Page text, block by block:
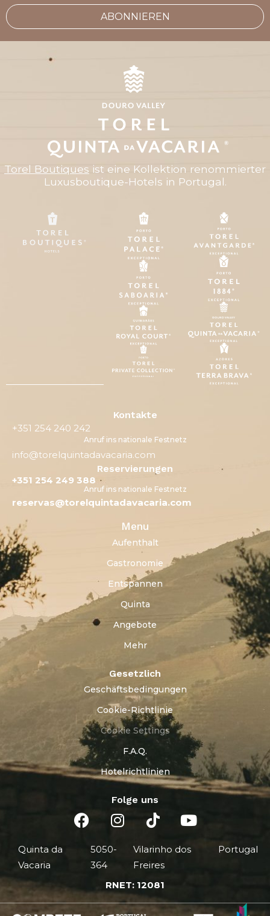
ABONNIEREN
Torel Boutiques ist eine Kollektion renommierter
Luxusboutique-Hotels in Portugal.
Kontakte
+351 254 240 242
Anruf ins nationale Festnetz
info@torelquintadavacaria.com
Reservierungen
+351 254 249 388
Anruf ins nationale Festnetz
reservas@torelquintadavacaria.com
Menu
Aufenthalt
Gastronomie
Entspannen
Quinta
Angebote
Mehr
Gesetzlich
Geschäftsbedingungen
Cookie-Richtlinie
Cookie Settings
F.A.Q.
Hotelrichtlinien
Folge uns
Quinta da
Vacaria
5050-
364
Vilarinho dos
Freires
Portugal
RNET: 12081